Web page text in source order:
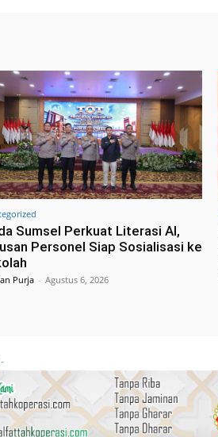
Sumsel Perkuat Literasi AI,
Personel Siap Sosialisasi ke
Purja - Agustus 6, 2026